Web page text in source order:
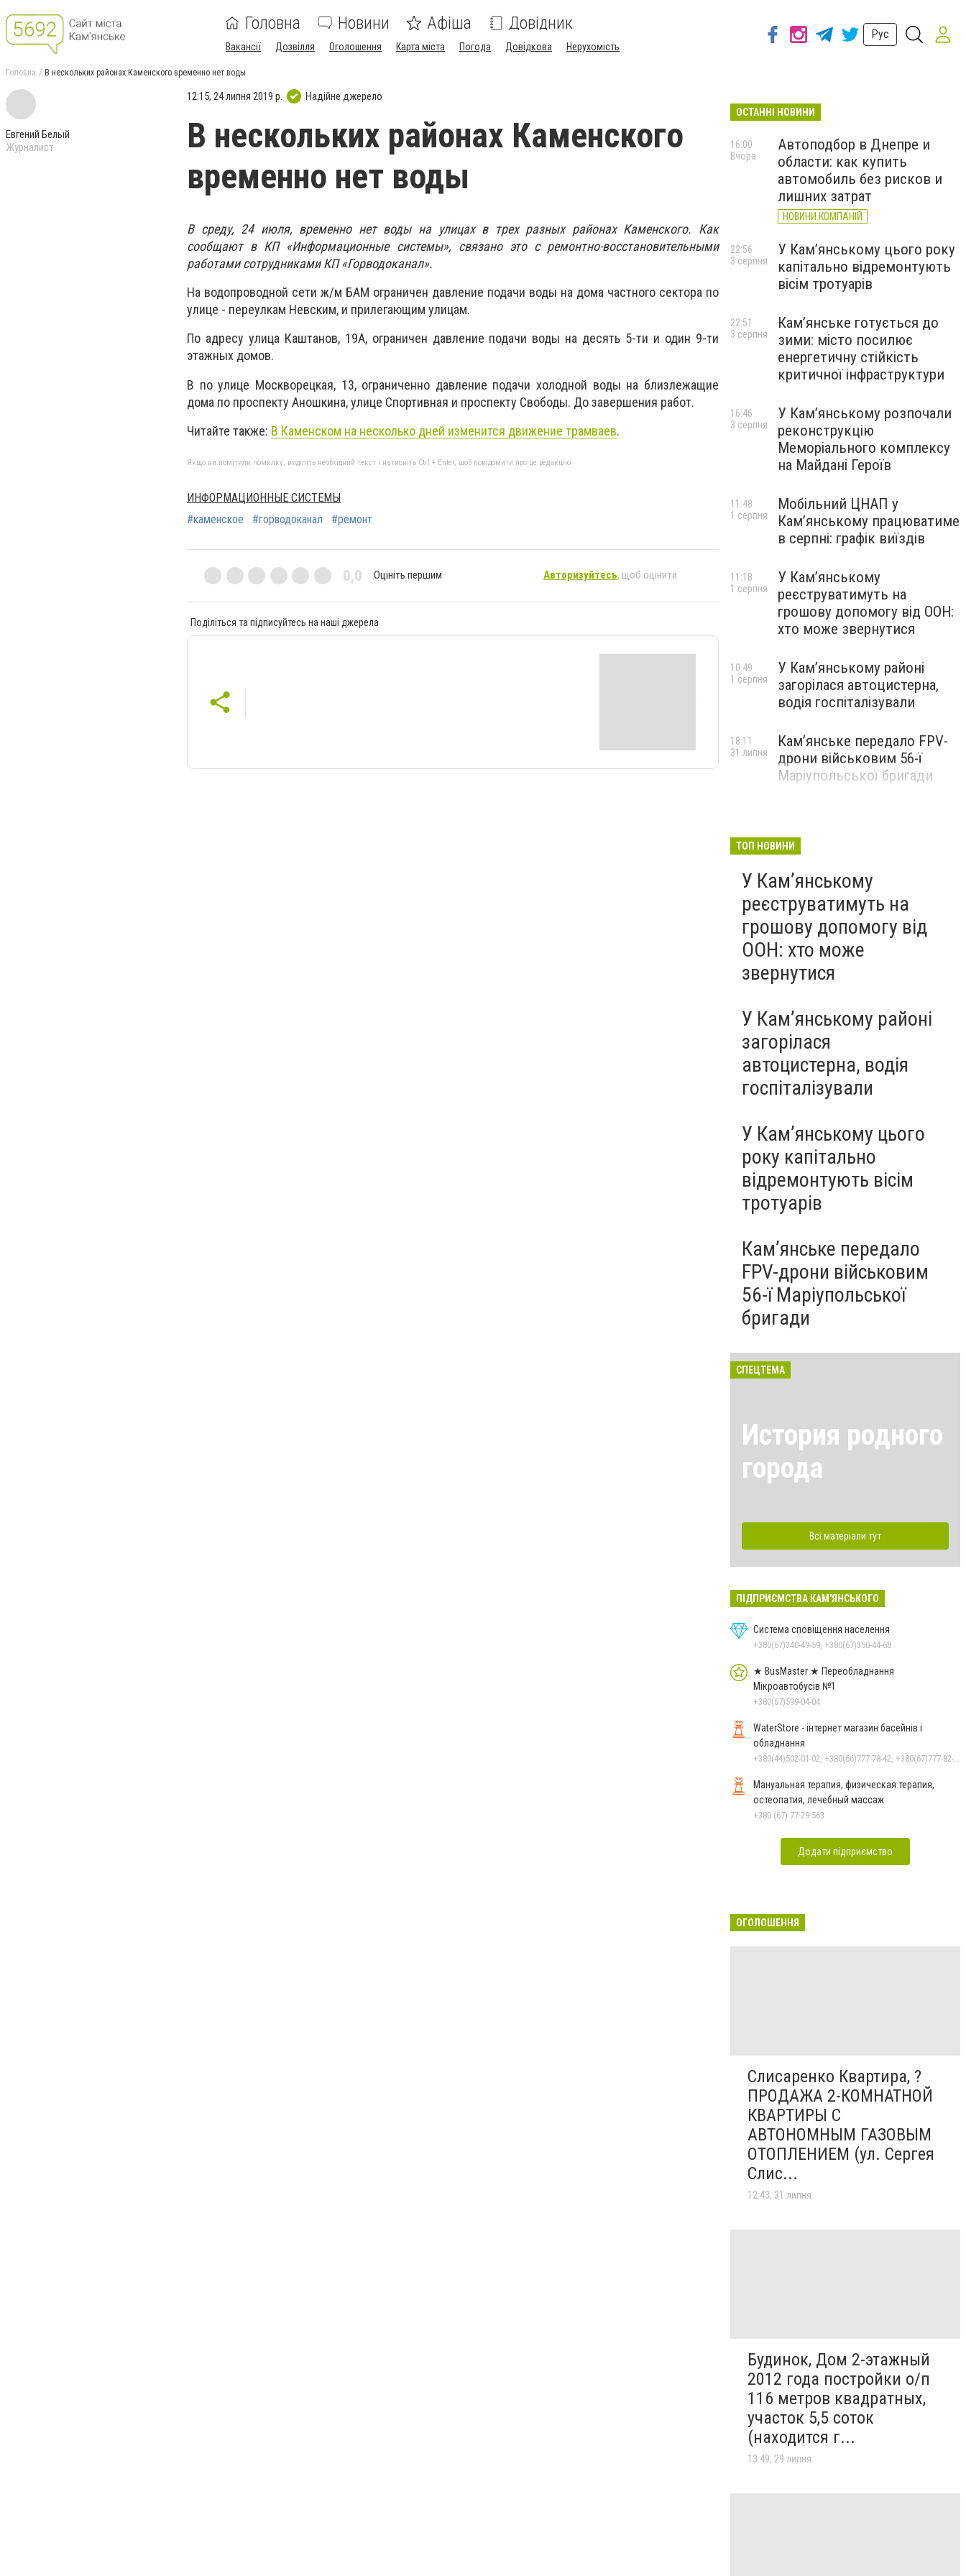
Головна Новини Афіша Довідник
Вакансії Дозвілля Оголошення Карта міста Погода Довідкова Нерухомість
Рус
Головна В нескольких районах Каменского временно нет воды
Евгений Белый
Журналист
12:15, 24 липня 2019 р. Надійне джерело
В нескольких районах Каменского
временно нет воды
В среду, 24 июля, временно нет воды на улицах в трех разных районах Каменского. Как
сообщают в КП «Информационные системы», связано это с ремонтно-восстановительными
работами сотрудниками КП «Горводоканал».
На водопроводной сети ж/м БАМ ограничен давление подачи воды на дома частного сектора по
улице - переулкам Невским, и прилегающим улицам.
По адресу улица Каштанов, 19А, ограничен давление подачи воды на десять 5-ти и один 9-ти
этажных домов.
В по улице Москворецкая, 13, ограниченно давление подачи холодной воды на близлежащие
дома по проспекту Аношкина, улице Спортивная и проспекту Свободы. До завершения работ.
Читайте также: В Каменском на несколько дней изменится движение трамваев.
Якщо ви помітили помилку, виділіть необхідний текст і натисніть Ctrl + Enter, щоб повідомити про це редакцію
ИНФОРМАЦИОННЫЕ СИСТЕМЫ
#каменское
#горводоканал #ремонт
0,0 Оцініть першим Авторизуйтесь, щоб оцінити
Поділіться та підписуйтесь на наші джерела
ОСТАННІ НОВИНИ
Автоподбор в Днепре и
области: как купить
автомобиль без рисков и
лишних затрат
НОВИНИ КОМПАНІЙ
16:00
Вчора
У Кам’янському цього року
капітально відремонтують
вісім тротуарів
22:56
3 серпня
Кам’янське готується до
зими: місто посилює
енергетичну стійкість
критичної інфраструктури
22:51
3 серпня
У Кам’янському розпочали
реконструкцію
Меморіального комплексу
на Майдані Героїв
16:46
3 серпня
Мобільний ЦНАП у
Кам’янському працюватиме
в серпні: графік виїздів
11:48
1 серпня
У Кам’янському
реєструватимуть на
грошову допомогу від ООН:
хто може звернутися
11:18
1 серпня
У Кам’янському районі
загорілася автоцистерна,
водія госпіталізували
10:49
1 серпня
Кам’янське передало FPV-
дрони військовим 56-ї
Маріупольської бригади
18:11
31 липня
ТОП НОВИНИ
У Кам’янському
реєструватимуть на
грошову допомогу від
ООН: хто може
звернутися
У Кам’янському районі
загорілася
автоцистерна, водія
госпіталізували
У Кам’янському цього
року капітально
відремонтують вісім
тротуарів
Кам’янське передало
FPV-дрони військовим
56-ї Маріупольської
бригади
СПЕЦТЕМА
История родного
города
Всі матеріали тут
ПІДПРИЄМСТВА КАМ'ЯНСЬКОГО
Система сповіщення населення
+380(67)340-49-59, +380(67)350-44-68
★ BusMaster ★ Переобладнання
Мікроавтобусів №1
+380(67)599-04-04
WaterStore - інтернет магазин басейнів і
обладнання
Мануальная терапия, физическая терапия,
остеопатия, лечебный массаж
+380 (67) 77-29-563
Додати підприємство
ОГОЛОШЕННЯ
Слисаренко Квартира, ?
ПРОДАЖА 2-КОМНАТНОЙ
КВАРТИРЫ С
АВТОНОМНЫМ ГАЗОВЫМ
ОТОПЛЕНИЕМ (ул. Сергея
Слис...
12:43, 31 липня
Будинок, Дом 2-этажный
2012 года постройки о/п
116 метров квадратных,
участок 5,5 соток
(находится г...
13:49, 29 липня